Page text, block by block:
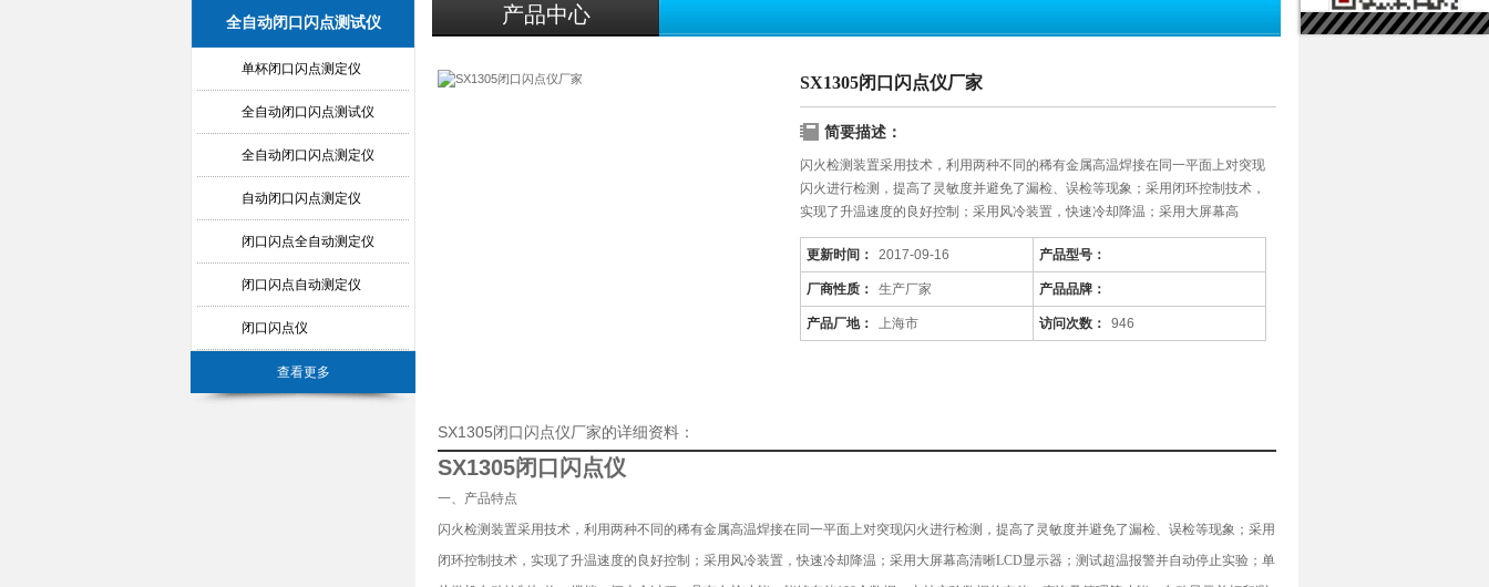
全自动闭口闪点测试仪
单杯闭口闪点测定仪
全自动闭口闪点测试仪
全自动闭口闪点测定仪
自动闭口闪点测定仪
闭口闪点全自动测定仪
闭口闪点自动测定仪
闭口闪点仪
查看更多
产品中心
SX1305闭口闪点仪厂家
简要描述：
闪火检测装置采用技术，利用两种不同的稀有金属高温焊接在同一平面上对突现
闪火进行检测，提高了灵敏度并避免了漏检、误检等现象；采用闭环控制技术，
实现了升温速度的良好控制；采用风冷装置，快速冷却降温；采用大屏幕高
更新时间： 2017-09-16 产品型号：
厂商性质： 生产厂家 产品品牌：
产品厂地： 上海市 访问次数： 946
SX1305闭口闪点仪厂家的详细资料：
SX1305闭口闪点仪
一、产品特点
闪火检测装置采用技术，利用两种不同的稀有金属高温焊接在同一平面上对突现闪火进行检测，提高了灵敏度并避免了漏检、误检等现象；采用
闭环控制技术，实现了升温速度的良好控制；采用风冷装置，快速冷却降温；采用大屏幕高清晰LCD显示器；测试超温报警并自动停止实验；单